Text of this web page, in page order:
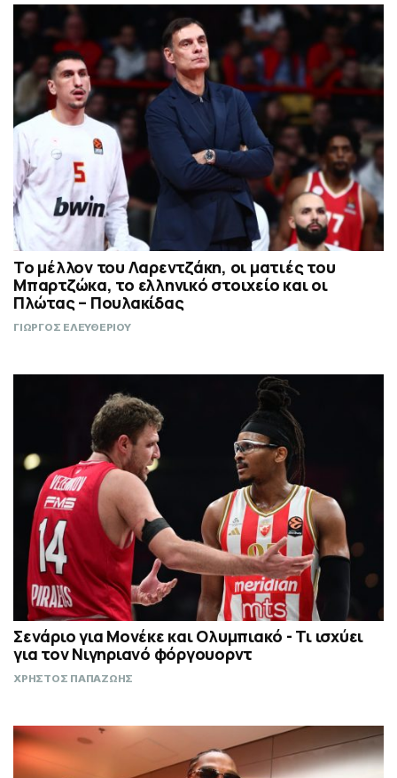
Το μέλλον του Λαρεντζάκη, οι ματιές του
Μπαρτζώκα, το ελληνικό στοιχείο και οι
Πλώτας – Πουλακίδας
ΓΙΩΡΓΟΣ ΕΛΕΥΘΕΡΙΟΥ
Σενάριο για Μονέκε και Ολυμπιακό - Τι ισχύει
για τον Νιγηριανό φόργουορντ
ΧΡΗΣΤΟΣ ΠΑΠΑΖΩΗΣ